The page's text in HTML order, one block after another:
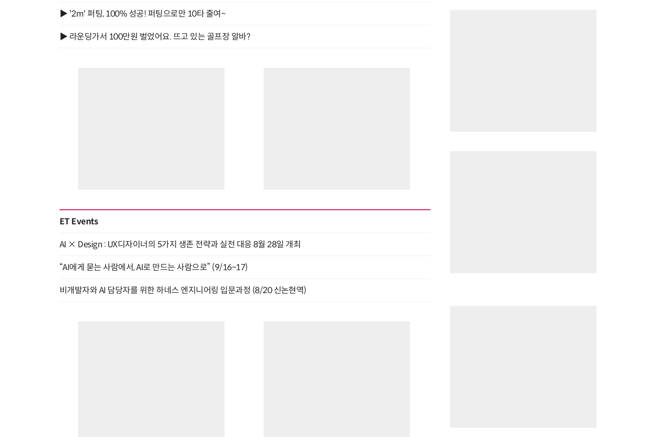
▶ '2m' 퍼팅, 100% 성공! 퍼팅으로만 10타 줄여~
▶ 라운딩가서 100만원 벌었어요. 뜨고 있는 골프장 알바?
ET Events
AI × Design : UX디자이너의 5가지 생존 전략과 실전 대응 8월 28일 개최
“AI에게 묻는 사람에서, AI로 만드는 사람으로” (9/16~17)
비개발자와 AI 담당자를 위한 하네스 엔지니어링 입문과정 (8/20 신논현역)